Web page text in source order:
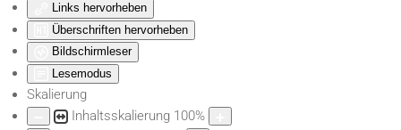
Links hervorheben
Überschriften hervorheben
Bildschirmleser
Lesemodus
Skalierung
Inhaltsskalierung 100%